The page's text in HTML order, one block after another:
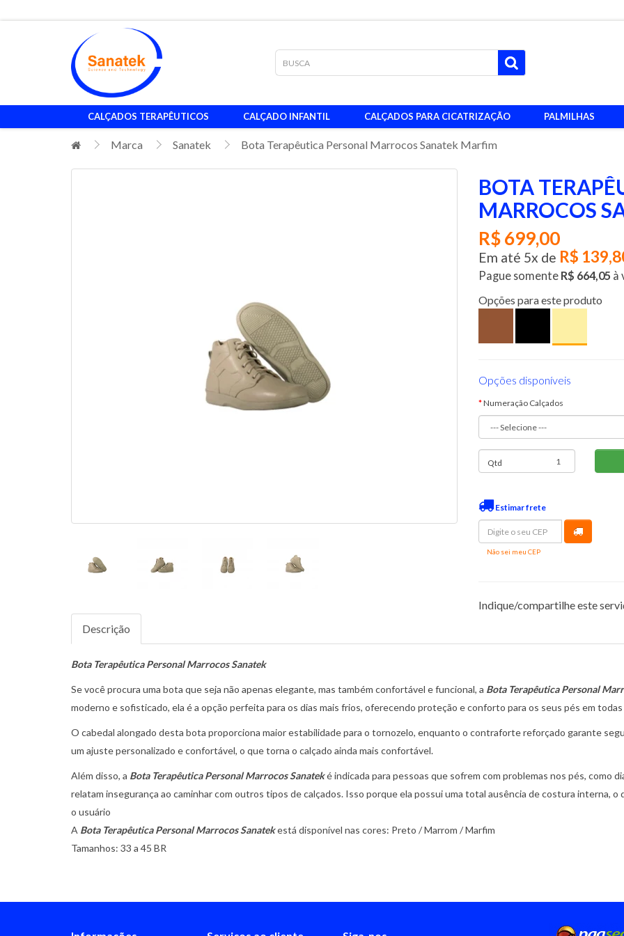
CALÇADOS TERAPÊUTICOS CALÇADO INFANTIL CALÇADOS PARA CICATRIZAÇÃO PALMILHAS
Marca Sanatek Bota Terapêutica Personal Marrocos Sanatek Marfim
BOTA
MARROCOS
R$ 699,00
Em até 5x de R$
Pague somente R$ 664,05 à
Opções para este produto
Opções disponíveis
Numeração Calçados
Qtd
Estimar frete
Não sei meu CEP
Descrição
Bota Terapêutica Personal MarrocosSanatek
Se você procura uma bota que seja não apenas elegante, mas também confortável e funcional, a Bota Terapêutica Personal
moderno e sofisticado, ela é a opção perfeita para os dias mais frios, oferecendo proteção e conforto para os seus pés em todas
O cabedal alongado desta bota proporciona maior estabilidade para o tornozelo, enquanto o contraforte reforçado garante
um ajuste personalizado e confortável, o que torna o calçado ainda mais confortável.
Além disso, a Bota Terapêutica Personal Marrocos Sanateké indicada para pessoas que sofrem com problemas nos pés, como
relatam insegurança ao caminhar com outros tipos de calçados. Isso porque ela possui uma total ausência de costura interna,
o usuário
A Bota Terapêutica Personal Marrocos Sanatekestá disponível nas cores: Preto / Marrom / Marfim
Tamanhos: 33 a 45 BR